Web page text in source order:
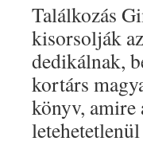
Találkozás
kisorsolják
dedikálnak,
kortárs
könyv,